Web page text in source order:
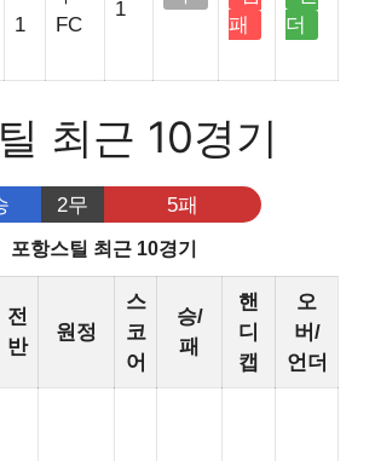
1
FC
1
패
더
최근 10경기
2무 5패
포항스틸 최근 10경기
전
반
원정
스
코
어
승/
패
핸
디
캡
오
버/
언더